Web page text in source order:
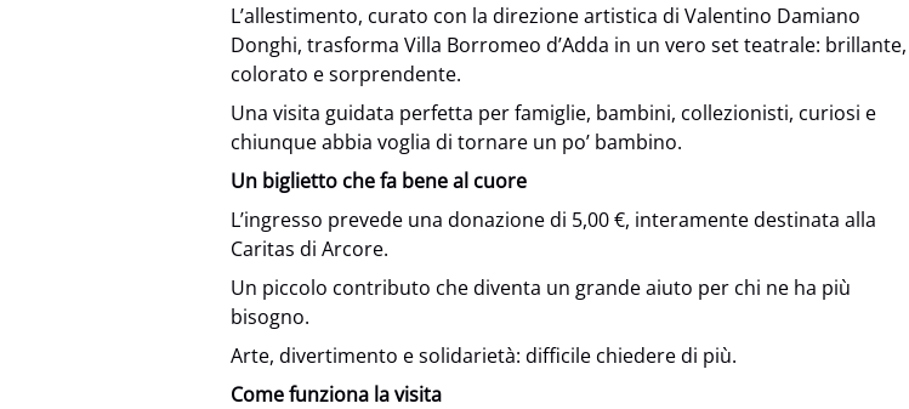
L’allestimento, curato con la direzione artistica di Valentino Damiano
Donghi, trasforma Villa Borromeo d’Adda in un vero set teatrale: brillante,
colorato e sorprendente.
Una visita guidata perfetta per famiglie, bambini, collezionisti, curiosi e
chiunque abbia voglia di tornare un po’ bambino.
Un biglietto che fa bene al cuore
L’ingresso prevede una donazione di 5,00 €, interamente destinata alla
Caritas di Arcore.
Un piccolo contributo che diventa un grande aiuto per chi ne ha più
bisogno.
Arte, divertimento e solidarietà: difficile chiedere di più.
Come funziona la visita